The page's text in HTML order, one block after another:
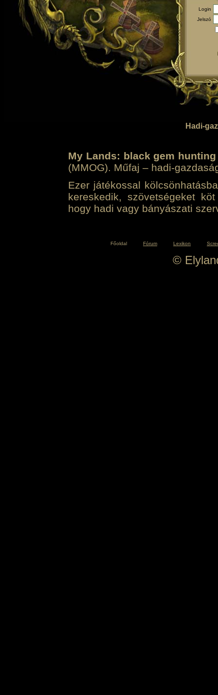
Login
Jelszó
Hadi-
My Lands: black gem hunting
(MMOG). Műfaj – hadi-
Ezer játékossal
kereskedik, szövetségeket
hogy hadi vagy bányászati
Főoldal Fórum Lexikon
©